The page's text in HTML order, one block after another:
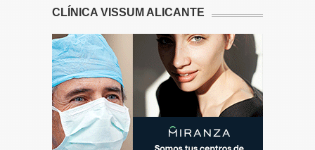
CLÍNICA VISSUM ALICANTE